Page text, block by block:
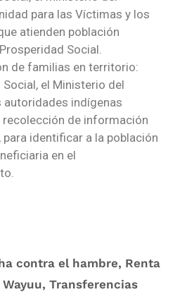
para las Víctimas y los
atienden población
Social.
de familias en territorio:
el Ministerio del
autoridades indígenas
recolección de información
identificar a la población
en el
contra el hambre, Renta
, Transferencias